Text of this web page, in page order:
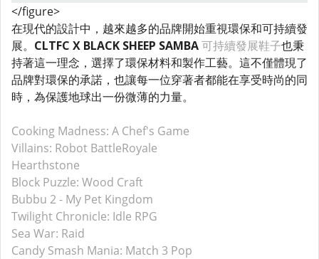
</figure>
在現代的設計中，越來越多的品牌開始重視環保和可持續發
展。 CLTFC X BLACK SHEEP SAMBA可持續發展鞋子也秉
持著這一理念，選擇了環保材料和製作工藝。這不僅體現了
品牌對環保的承諾，也讓每一位穿著者都能在享受時尚的同
時，為保護地球出一份微薄的力量。
Cooking Madness: A Chef's Game
Villains: Robot BattleRoyale
Hearthstone
Block Puzzle: Wood Craft
Bubbu 2 - My Pet Kingdom
Twilight Chronicle: Idle RPG
Sea War: Raid
Candy Smash Mania: Match 3 Pop